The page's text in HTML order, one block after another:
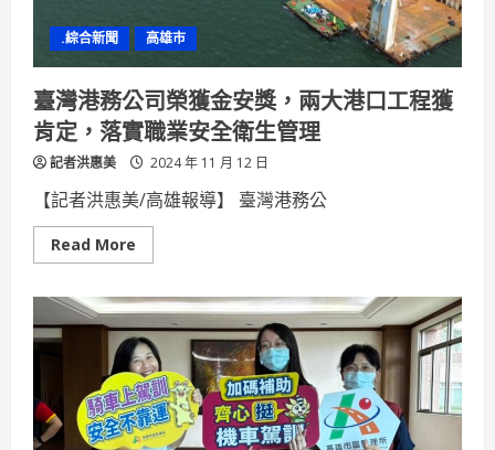
應
檢
附
輸
入
許
可
證
明
.綜合新聞 高雄市
臺灣港務公司榮獲金安獎，兩大港口工程獲
肯定，落實職業安全衛生管理
記者洪惠美 2024 年 11 月 12 日
【記者洪惠美/高雄報導】 臺灣港務公
Read More
more
灣
港
務
公
司
榮
獲
金
安
獎，